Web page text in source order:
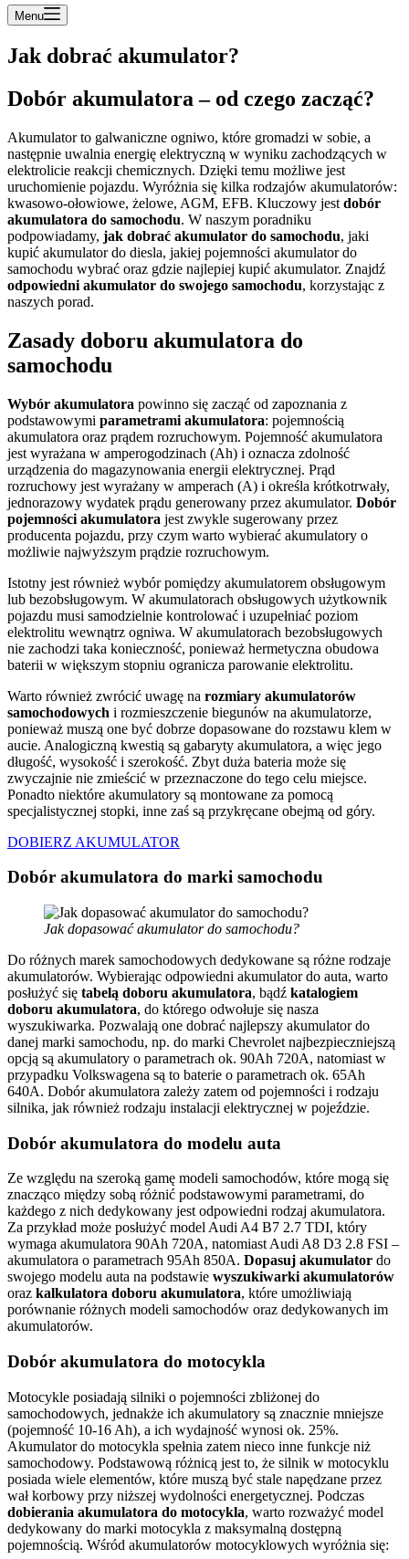
Menu
Jak dobrać akumulator?
Dobór akumulatora – od czego zacząć?
Akumulator to galwaniczne ogniwo, które gromadzi w sobie, a
następnie uwalnia energię elektryczną w wyniku zachodzących w
elektrolicie reakcji chemicznych. Dzięki temu możliwe jest
uruchomienie pojazdu. Wyróżnia się kilka rodzajów akumulatorów:
kwasowo-ołowiowe, żelowe, AGM, EFB. Kluczowy jest dobór
akumulatora do samochodu. W naszym poradniku
podpowiadamy, jak dobrać akumulator do samochodu, jaki
kupić akumulator do diesla, jakiej pojemności akumulator do
samochodu wybrać oraz gdzie najlepiej kupić akumulator. Znajdź
odpowiedni akumulator do swojego samochodu, korzystając z
naszych porad.
Zasady doboru akumulatora do
samochodu
Wybór akumulatora powinno się zacząć od zapoznania z
podstawowymi parametrami akumulatora: pojemnością
akumulatora oraz prądem rozruchowym. Pojemność akumulatora
jest wyrażana w amperogodzinach (Ah) i oznacza zdolność
urządzenia do magazynowania energii elektrycznej. Prąd
rozruchowy jest wyrażany w amperach (A) i określa krótkotrwały,
jednorazowy wydatek prądu generowany przez akumulator. Dobór
pojemności akumulatora jest zwykle sugerowany przez
producenta pojazdu, przy czym warto wybierać akumulatory o
możliwie najwyższym prądzie rozruchowym.
Istotny jest również wybór pomiędzy akumulatorem obsługowym
lub bezobsługowym. W akumulatorach obsługowych użytkownik
pojazdu musi samodzielnie kontrolować i uzupełniać poziom
elektrolitu wewnątrz ogniwa. W akumulatorach bezobsługowych
nie zachodzi taka konieczność, ponieważ hermetyczna obudowa
baterii w większym stopniu ogranicza parowanie elektrolitu.
Warto również zwrócić uwagę na rozmiary akumulatorów
samochodowych i rozmieszczenie biegunów na akumulatorze,
ponieważ muszą one być dobrze dopasowane do rozstawu klem w
aucie. Analogiczną kwestią są gabaryty akumulatora, a więc jego
długość, wysokość i szerokość. Zbyt duża bateria może się
zwyczajnie nie zmieścić w przeznaczone do tego celu miejsce.
Ponadto niektóre akumulatory są montowane za pomocą
specjalistycznej stopki, inne zaś są przykręcane obejmą od góry.
DOBIERZ AKUMULATOR
Dobór akumulatora do marki samochodu
Jak dopasować akumulator do samochodu?
Do różnych marek samochodowych dedykowane są różne rodzaje
akumulatorów. Wybierając odpowiedni akumulator do auta, warto
posłużyć się tabelą doboru akumulatora, bądź katalogiem
doboru akumulatora, do którego odwołuje się nasza
wyszukiwarka. Pozwalają one dobrać najlepszy akumulator do
danej marki samochodu, np. do marki Chevrolet najbezpieczniejszą
opcją są akumulatory o parametrach ok. 90Ah 720A, natomiast w
przypadku Volkswagena są to baterie o parametrach ok. 65Ah
640A. Dobór akumulatora zależy zatem od pojemności i rodzaju
silnika, jak również rodzaju instalacji elektrycznej w pojeździe.
Dobór akumulatora do modelu auta
Ze względu na szeroką gamę modeli samochodów, które mogą się
znacząco między sobą różnić podstawowymi parametrami, do
każdego z nich dedykowany jest odpowiedni rodzaj akumulatora.
Za przykład może posłużyć model Audi A4 B7 2.7 TDI, który
wymaga akumulatora 90Ah 720A, natomiast Audi A8 D3 2.8 FSI –
akumulatora o parametrach 95Ah 850A. Dopasuj akumulator do
swojego modelu auta na podstawie wyszukiwarki akumulatorów
oraz kalkulatora doboru akumulatora, które umożliwiają
porównanie różnych modeli samochodów oraz dedykowanych im
akumulatorów.
Dobór akumulatora do motocykla
Motocykle posiadają silniki o pojemności zbliżonej do
samochodowych, jednakże ich akumulatory są znacznie mniejsze
(pojemność 10-16 Ah), a ich wydajność wynosi ok. 25%.
Akumulator do motocykla spełnia zatem nieco inne funkcje niż
samochodowy. Podstawową różnicą jest to, że silnik w motocyklu
posiada wiele elementów, które muszą być stale napędzane przez
wał korbowy przy niższej wydolności energetycznej. Podczas
dobierania akumulatora do motocykla, warto rozważyć model
dedykowany do marki motocykla z maksymalną dostępną
pojemnością. Wśród akumulatorów motocyklowych wyróżnia się: